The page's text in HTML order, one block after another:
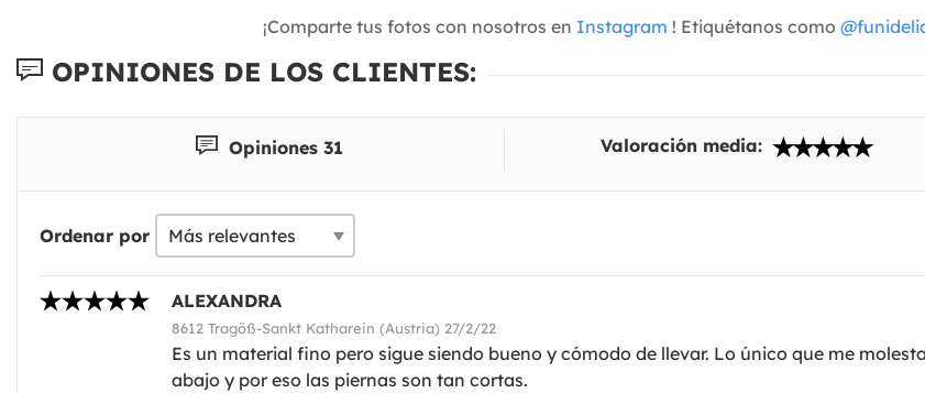
¡Comparte tus fotos con nosotros en Instagram ! Etiquétanos como
OPINIONES DE LOS CLIENTES:
Opiniones 31 Valoración media:
Ordenar por
ALEXANDRA
8612 Tragöß-Sankt Katharein (Austria) 27/2/22
Es un material fino pero sigue siendo bueno y cómodo de llevar. Lo único que me
abajo y por eso las piernas son tan cortas.